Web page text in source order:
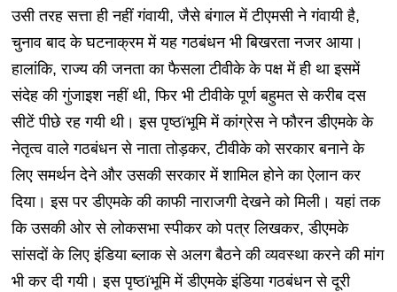
उसी तरह सत्ता ही नहीं गंवायी, जैसे बंगाल में टीएमसी ने गंवायी है,
चुनाव बाद के घटनाक्रम में यह गठबंधन भी बिखरता नजर आया।
हालांकि, राज्य की जनता का फैसला टीवीके के पक्ष में ही था इसमें
संदेह की गुंजाइश नहीं थी, फिर भी टीवीके पूर्ण बहुमत से करीब दस
सीटें पीछे रह गयी थी। इस पृष्ठïभूमि में कांग्रेस ने फौरन डीएमके के
नेतृत्व वाले गठबंधन से नाता तोड़कर, टीवीके को सरकार बनाने के
लिए समर्थन देने और उसकी सरकार में शामिल होने का ऐलान कर
दिया। इस पर डीएमके की काफी नाराजगी देखने को मिली। यहां तक
कि उसकी ओर से लोकसभा स्पीकर को पत्र लिखकर, डीएमके
सांसदों के लिए इंडिया ब्लाक से अलग बैठने की व्यवस्था करने की मांग
भी कर दी गयी। इस पृष्ठïभूमि में डीएमके इंडिया गठबंधन से दूरी